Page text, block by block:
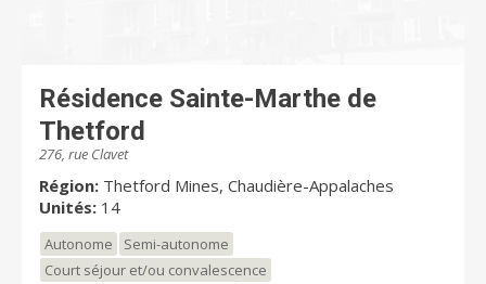
Résidence Sainte-Marthe de
Thetford
276, rue Clavet
Région: Thetford Mines, Chaudière-Appalaches
Unités: 14
Autonome
Semi-autonome
Court séjour et/ou convalescence